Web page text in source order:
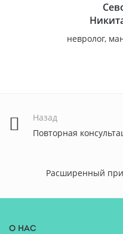
невролог,
Назад
Повторная
Расширенный
О нас